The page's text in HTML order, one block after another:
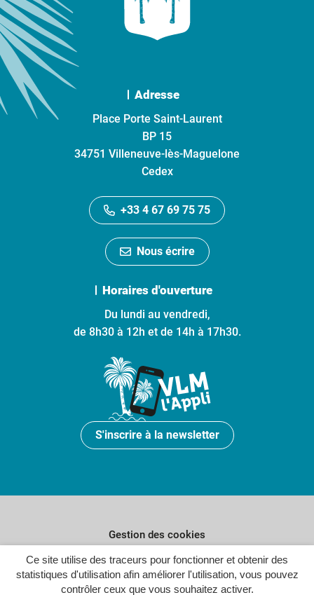
Ce site utilise des traceurs pour fonctionner et obtenir des
statistiques d'utilisation afin améliorer l'utilisation, vous pouvez
contrôler ceux que vous souhaitez activer.
Adresse
Place Porte Saint-Laurent
BP 15
34751 Villeneuve-lès-Maguelone
Cedex
+33 4 67 69 75 75
Nous écrire
Horaires d'ouverture
Du lundi au vendredi,
de 8h30 à 12h et de 14h à 17h30.
S'inscrire à la newsletter
Gestion des cookies
Plan du site
Politique de confidentialité